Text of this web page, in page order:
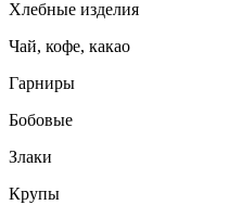
Хлебные изделия
Чай, кофе, какао
Гарниры
Бобовые
Злаки
Крупы